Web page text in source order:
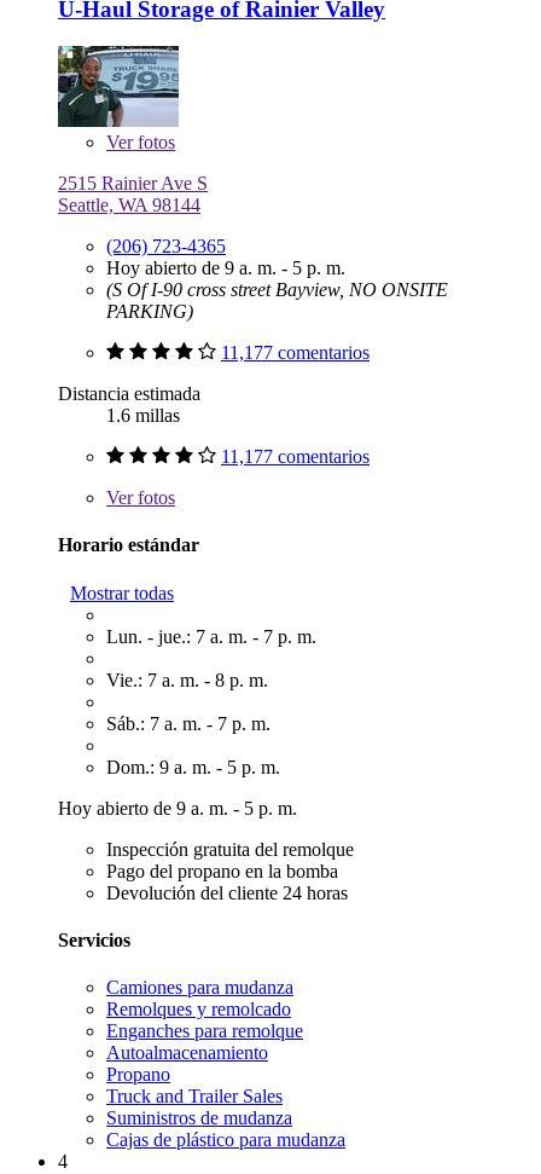
U-Haul Storage of Rainier Valley
Verfotos
2515 Rainier Ave S
Seattle, WA 98144
(206) 723-4365
Hoy abierto de 9 a. m. - 5 p. m.
(S Of I-90 cross street Bayview, NO ONSITE
PARKING)
11,177 comentarios
Distancia estimada
1.6 millas
11,177 comentarios
Verfotos
Horario estándar
Mostrar todas
Lun. - jue.: 7 a. m. - 7 p. m.
Vie.: 7 a. m. - 8 p. m.
Sáb.: 7 a. m. - 7 p. m.
Dom.: 9 a. m. - 5 p. m.
Hoy abierto de 9 a. m. - 5 p. m.
Inspección gratuita del remolque
Pago del propano en la bomba
Devolución del cliente 24 horas
Servicios
Camiones para mudanza
Remolques y remolcado
Enganches para remolque
Autoalmacenamiento
Propano
Truck and Trailer Sales
Suministros de mudanza
Cajas de plástico para mudanza
4